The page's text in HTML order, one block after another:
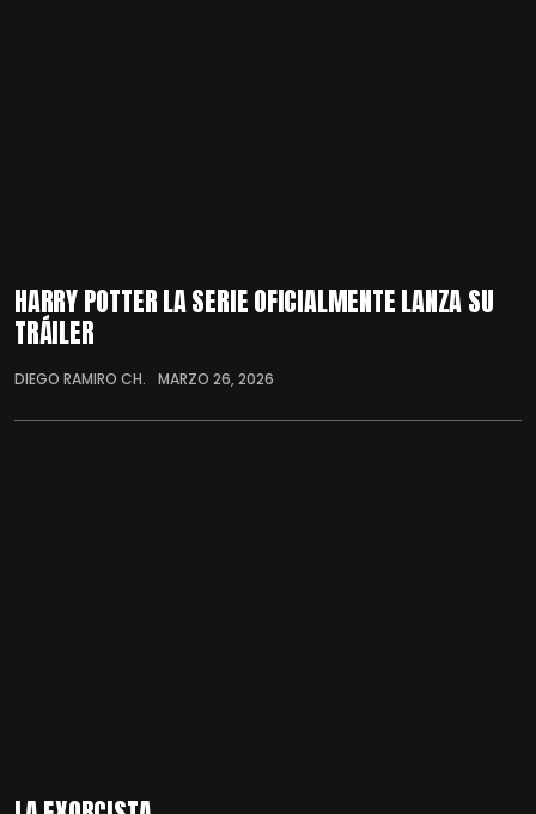
HARRY POTTER LA SERIE OFICIALMENTE LANZA SU
TRÁILER
DIEGO RAMIRO CH. MARZO 26, 2026